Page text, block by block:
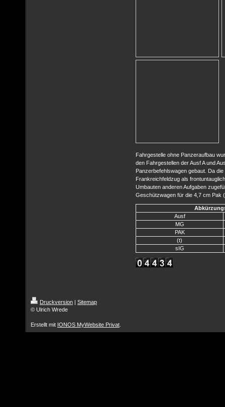
Fahrgestelle ohne Panzeraufbau
den Fahrgestellen der Ausf A und
Panzerbefehlswagen gebaut. Da
Frankreichfeldzug als
Umbauten anderen Aufgaben
Geschützwagen für die 4,7 cm Pak
Ausf
MG
PAK
(t)
sIG
Druckversion | Sitemap
© Ulrich Wrede
Erstellt mit IONOS MyWebsite Privat